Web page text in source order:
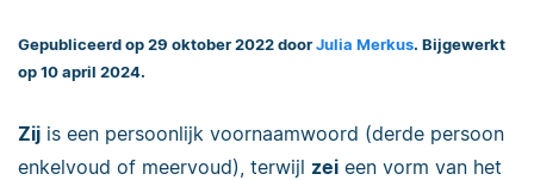
Gepubliceerd op 29 oktober 2022 door Julia Merkus. Bijgewerkt
op 10 april 2024.
Zij is een persoonlijk voornaamwoord (derde persoon
enkelvoud of meervoud), terwijl zei een vorm van het